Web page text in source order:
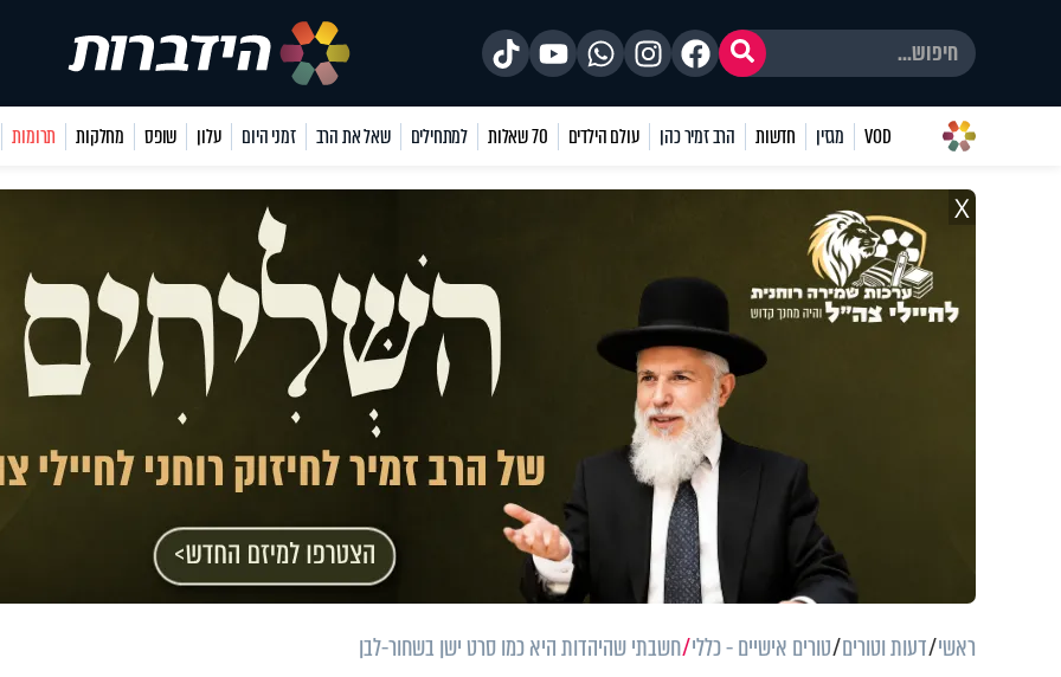
VOD מגזין חדשות הרב זמיר כהן עולם הילדים 70 שאלות למתחילים שאל את הרב זמני היום עלון שופס מחלקות תרומות
X
ראשי דעות וטורים טורים אישיים - כללי חשבתי שהיהדות היא כמו סרט ישן בשחור-לבן